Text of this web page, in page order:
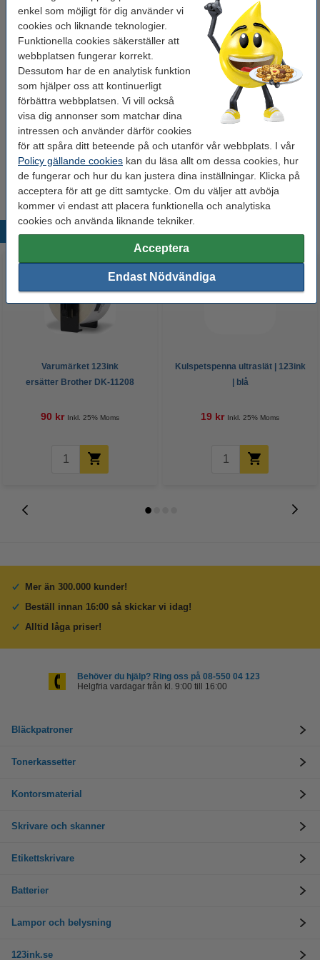
enkel som möjligt för dig använder vi
cookies och liknande teknologier.
Funktionella cookies säkerställer att
webbplatsen fungerar korrekt.
Dessutom har de en analytisk funktion
som hjälper oss att kontinuerligt
förbättra webbplatsen. Vi vill också
visa dig annonser som matchar dina
intressen och använder därför cookies
för att spåra ditt beteende på och utanför vår webbplats. I vår
Policy gällande cookies kan du läsa allt om dessa cookies, hur
de fungerar och hur du kan justera dina inställningar. Klicka på
acceptera för att ge ditt samtycke. Om du väljer att avböja
kommer vi endast att placera funktionella och analytiska
cookies och använda liknande tekniker.
Acceptera
Endast Nödvändiga
Köp12stför endast
Glöm inte att beställa!
Spiralblock A4 linjerat | 100 ark | 123ink
42 kr
Anteckningsblock A4 linjerat | 100 ark | 123ink
34 kr
Varumärket 123ink
ersätter Brother DK-11208
etikett | 90mm x 38mm
90 kr Inkl. 25% Moms
Kulspetspenna ultraslät | 123ink
| blå
19 kr Inkl. 25% Moms
Mer än 300.000 kunder!
Beställ innan 16:00 så skickar vi idag!
Alltid låga priser!
Behöver du hjälp? Ring oss på 08-550 04 123
Helgfria vardagar från kl. 9:00 till 16:00
Bläckpatroner
Tonerkassetter
Kontorsmaterial
Skrivare och skanner
Etikettskrivare
Batterier
Lampor och belysning
123ink.se